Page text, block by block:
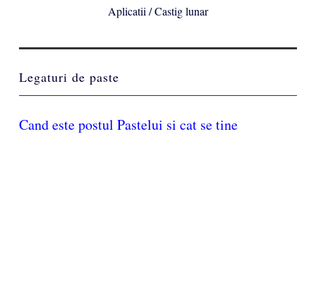
Aplicatii / Castig lunar
Legaturi de paste
Cand este postul Pastelui si cat se tine